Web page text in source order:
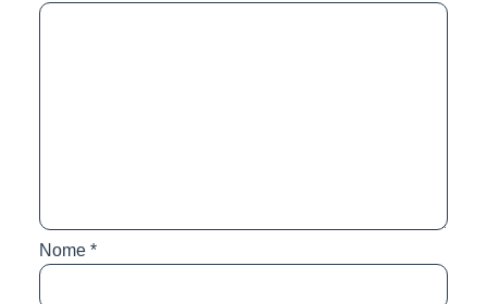
Nome *